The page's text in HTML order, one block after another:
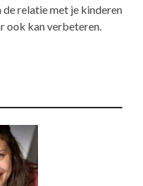
de relatie met je kinderen
ook kan verbeteren.